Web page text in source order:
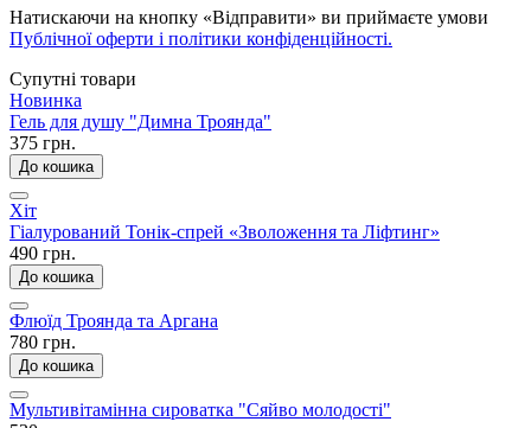
Натискаючи на кнопку «Відправити» ви приймаєте умови
Публічної оферти і політики конфіденційності.
Супутні товари
Новинка
Гель для душу "Димна Троянда"
375 грн.
До кошика
Хіт
Гіалурований Тонік-спрей «Зволоження та Ліфтинг»
490 грн.
До кошика
Флюїд Троянда та Аргана
780 грн.
До кошика
Мультивітамінна сироватка "Сяйво молодості"